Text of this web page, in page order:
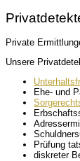
Private
Unsere
Ehe- und
Prüfung
diskreter